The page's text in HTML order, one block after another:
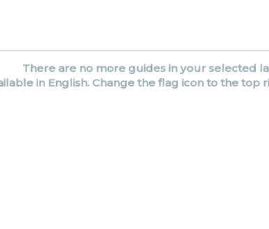
There are no more guides in your selected
in English. Change the flag icon to the